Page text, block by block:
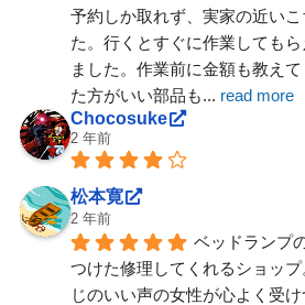
予約しか取れず、実家の近い
た。行くとすぐに作業しても
ました。作業前に金額も教え
た方がいい部品も... read more
Chocosuke
2 年前
松本寛
2 年前
ベッドランプ
つけた修理してくれるショッ
じのいい声の女性が心よく受